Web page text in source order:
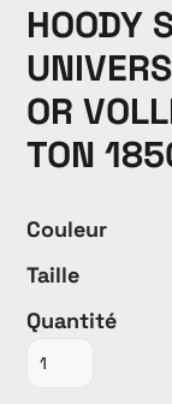
HOODY
OR
TON
Couleur
Taille
Quantité